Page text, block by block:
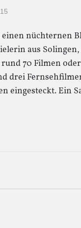
nüchternen
aus
rund 70 Filmen
drei
eingesteckt. Ein